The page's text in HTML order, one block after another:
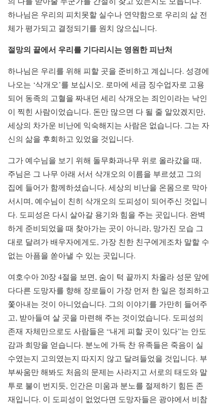
하나님은 우리의 피치못할 실수나 연약함으로 우리의 삶 전
체가 평가되고 결정되기를 원치 않으십니다.
절망의 끝에서 우리를 기다리시는 영원한피난처
하나님은 우리를 위해 피할 곳을 준비하고 계십니다. 성경에
나오는 ‘삭개오’를 보십시오. 로마에 세금 징수업자로 고용
되어 동족의 고혈을 짜내던 세리 삭개오는 죄인이라는 낙인
이 찍힌 사람이었습니다. 돈만 많으면 다 될 줄 알았겠지만,
세상의 차가운 비난에 익숙해지는 사람은 없습니다. 그는 자
신의 삶을 후회하고 있었을 것입니다.
그가 예수님을 보기 위해 돌무화과나무 위로 올라갔을 때,
주님은 그 나무 아래 서서 삭개오의 이름을 부르셨고 그의
집에 들어가 함께하셨습니다. 세상의 비난을 온몸으로 막아
서시며, 예수님이 친히 삭개오의 도피성이 되어주신 것입니
다. 도피성은 다시 살아갈 용기와 힘을 주는 곳입니다. 완벽
하게 준비되었을 때 찾아가는 곳이 아니라, 망가진 모습 그
대로 달려가 배우자에게도, 가장 친한 친구에게조차 말할 수
없는 아픔을 쏟아낼 수 있는 곳입니다.
여호수아 20장 4절을 보면, 숨이 턱 끝까지 차올라 성문 앞에
다다른 도망자를 향해 장로들이 가장 먼저 한 일은 정죄하고
쫓아내는 것이 아니었습니다. 그의 이야기를 가만히 들어주
고, 받아들여 살 곳을 마련해 주는 것이었습니다. 도피성의
존재 자체만으로도 사람들은 “내게 피할 곳이 있다”는 안도
감과 희망을 얻습니다. 분노에 가득 찬 유족들은 죽음이 실
수였는지 고의였는지 따지지 않고 달려들었을 것입니다. 부
부싸움만 해봐도 처음의 문제는 사라지고 서로의 태도와 말
투로 불이 번지듯, 인간은 미움과 분노를 절제하기 힘든 존
재입니다. 이 도피성이 없었다면 도망자들은 광야에서 비참